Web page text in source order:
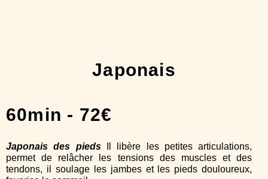
Japonais
60min - 72€
Japonais des piedsIl libère les petites articulations,
permet de relâcher les tensions des muscles et des
tendons, il soulage les jambes et les pieds douloureux,